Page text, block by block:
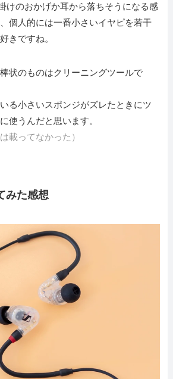
けのおかげか耳から落ちそうになる感
個人的には一番小さいイヤピを若干
きですね。
状のものはクリーニングツールで
る小さいスポンジがズレたときにツ
使うんだと思います。
載ってなかった）
みた感想